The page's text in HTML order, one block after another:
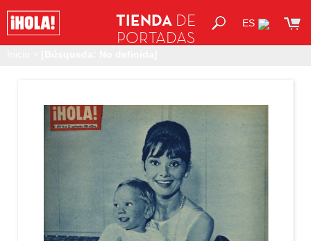
ES
TIENDA DE
PORTADAS